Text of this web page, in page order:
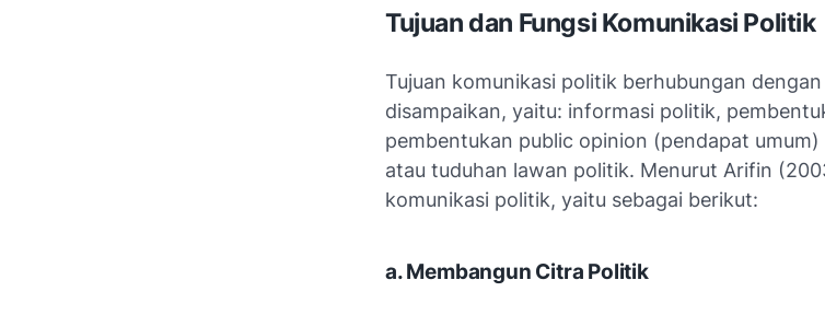
Tujuan dan Fungsi Komunikasi Politik
Tujuan komunikasi politik berhubungan
disampaikan, yaitu: informasi politik,
pembentukan public opinion (pendapat
atau tuduhan lawan politik. Menurut Arifin
komunikasi politik, yaitu sebagai berikut:
a. Membangun Citra Politik